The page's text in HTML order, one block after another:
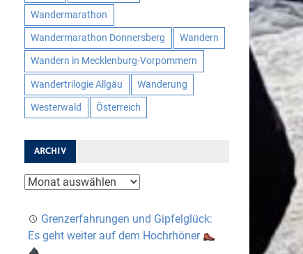
Wandermarathon
Wandermarathon Donnersberg Wandern
Wandern in Mecklenburg-Vorpommern
Wandertrilogie Allgäu Wanderung
Westerwald Österreich
ARCHIV
Archiv
Grenzerfahrungen und Gipfelglück:
Es geht weiter auf dem Hochrhöner